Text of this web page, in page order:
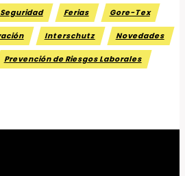
Ferias Gore-Tex
Interschutz Novedades
Prevención de Riesgos Laborales